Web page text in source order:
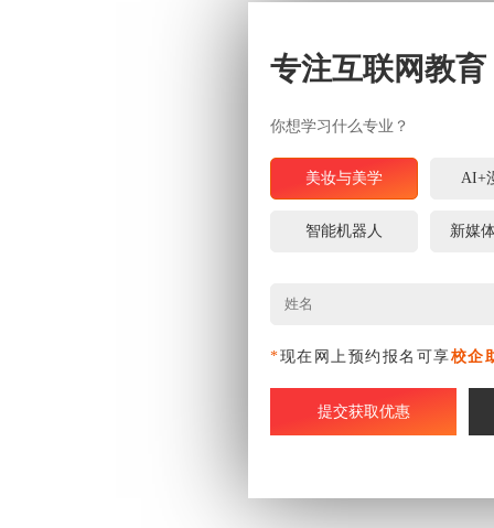
专注互联网教育
你想学习什么专业？
美妆与美学 AI+
智能机器人 新媒
*现在网上预约报名可享校企